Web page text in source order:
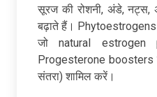
सूरज की रोशनी, अंडे,
बढ़ाते हैं। Phytoestrogens
जो natural
Progesterone boosters
संतरा) शामिल करें।